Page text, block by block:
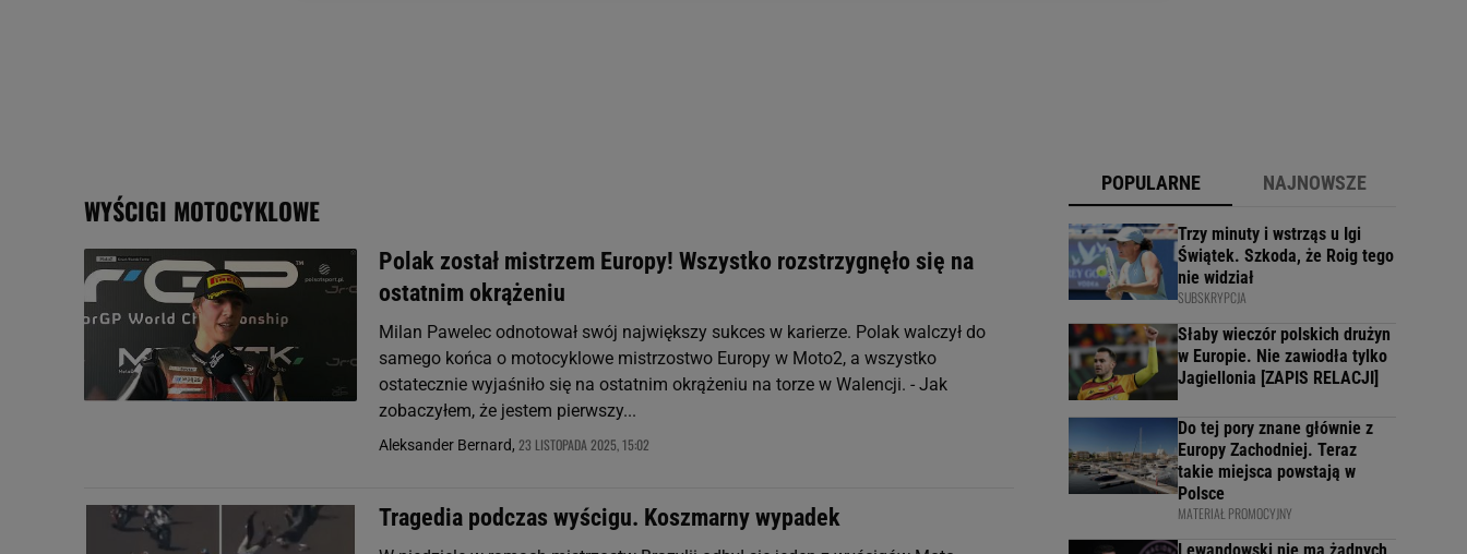
WYŚCIGI MOTOCYKLOWE
Polak został mistrzem Europy! Wszystko rozstrzygnęło się na
ostatnim okrążeniu
Milan Pawelec odnotował swój największy sukces w karierze. Polak walczył do
samego końca o motocyklowe mistrzostwo Europy w Moto2, a wszystko
ostatecznie wyjaśniło się na ostatnim okrążeniu na torze w Walencji. - Jak
zobaczyłem, że jestem pierwszy...
Aleksander Bernard, 23 LISTOPADA 2025, 15:02
Tragedia podczas wyścigu. Koszmarny wypadek
POPULARNE NAJNOWSZE
Trzy minuty i wstrząs u Igi
Świątek. Szkoda, że Roig tego
nie widział
SUBSKRYPCJA
Słaby wieczór polskich drużyn
w Europie. Nie zawiodła tylko
Jagiellonia [ZAPIS RELACJI]
Do tej pory znane głównie z
Europy Zachodniej. Teraz
takie miejsca powstają w
Polsce
MATERIAŁ PROMOCYJNY